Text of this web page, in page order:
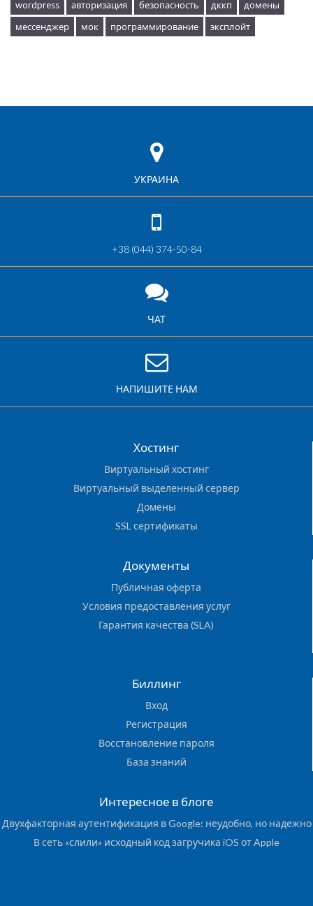
wordpress
авторизация безопасность дккп
домены
мессенджер
мок программирование эксплойт
УКРАИНА
+38 (044) 374-50-84
ЧАТ
НАПИШИТЕ НАМ
Хостинг
Виртуальный хостинг
Виртуальный выделенный сервер
Домены
SSL сертификаты
Документы
Публичная оферта
Условия предоставления услуг
Гарантия качества (SLA)
Биллинг
Вход
Регистрация
Восстановление пароля
База знаний
Интересное в блоге
Двухфакторная аутентификация в Google: неудобно, но надежно
В сеть «слили» исходный код загручика iOS от Apple